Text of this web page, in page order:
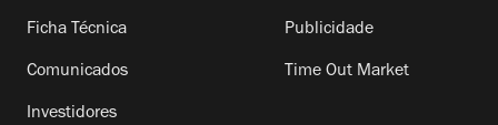
Ficha Técnica
Comunicados
Investidores
Publicidade
Time Out Market